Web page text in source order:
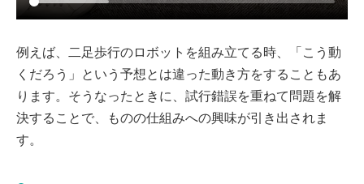
例えば、二足歩行のロボットを組み立てる時、「こう動
くだろう」という予想とは違った動き方をすることもあ
ります。そうなったときに、試行錯誤を重ねて問題を解
決することで、ものの仕組みへの興味が引き出されま
す。